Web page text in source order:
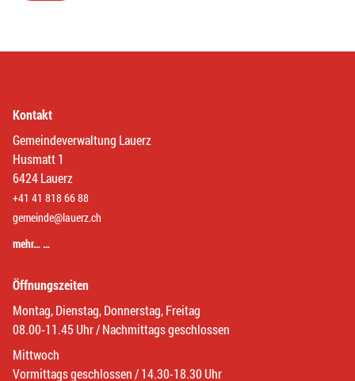
Kontakt
Gemeindeverwaltung Lauerz
Husmatt 1
6424 Lauerz
+41 41 818 66 88
gemeinde@lauerz.ch
mehr… …
Öffnungszeiten
Montag, Dienstag, Donnerstag, Freitag
08.00-11.45 Uhr / Nachmittags geschlossen
Mittwoch
Vormittags geschlossen / 14.30-18.30 Uhr